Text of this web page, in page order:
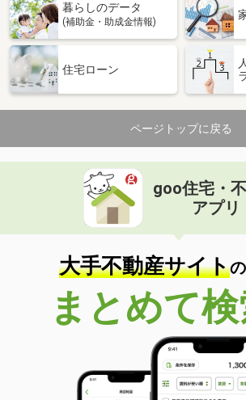
暮らしのデータ
(補助金・助成金情報)
住宅ローン
ページトップに戻る
goo住宅・
アプリ
大手不動産サイトの
まとめて検